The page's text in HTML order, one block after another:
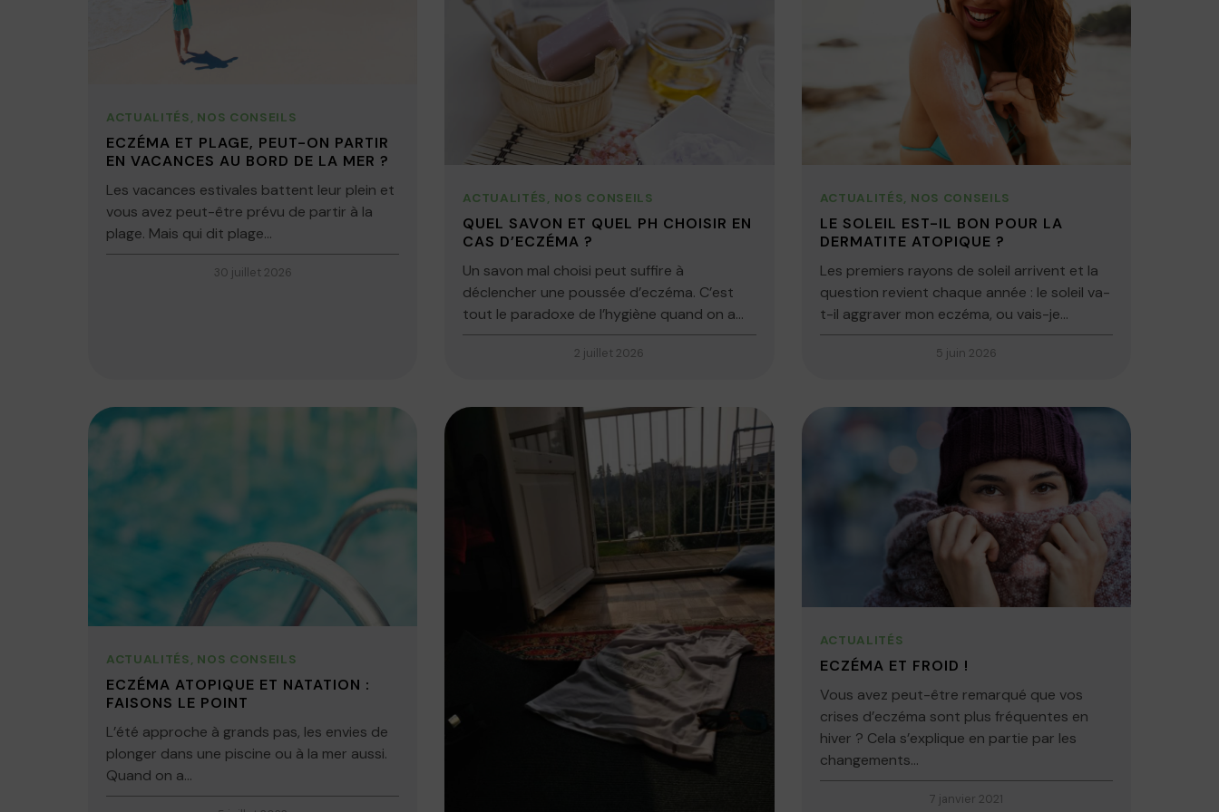
ACTUALITÉS, NOS CONSEILS
ECZÉMA ET PLAGE, PEUT-ON PARTIR
EN VACANCES AU BORD DE LA MER ?
Les vacances estivales battent leur plein et
vous avez peut-être prévu de partir à la
plage. Mais qui dit plage...
30 juillet 2026
ACTUALITÉS, NOS CONSEILS
QUEL SAVON ET QUEL PH CHOISIR EN
CAS D’ECZÉMA ?
Un savon mal choisi peut suffire à
déclencher une poussée d’eczéma. C’est
tout le paradoxe de l’hygiène quand on a...
2 juillet 2026
ACTUALITÉS, NOS CONSEILS
LE SOLEIL EST-IL BON POUR LA
DERMATITE ATOPIQUE ?
Les premiers rayons de soleil arrivent et la
question revient chaque année : le soleil va-
t-il aggraver mon eczéma, ou vais-je...
5 juin 2026
ACTUALITÉS, NOS CONSEILS
ECZÉMA ATOPIQUE ET NATATION :
FAISONS LE POINT
L’été approche à grands pas, les envies de
plonger dans une piscine ou à la mer aussi.
Quand on a...
ACTUALITÉS
ECZÉMA ET FROID !
Vous avez peut-être remarqué que vos
crises d’eczéma sont plus fréquentes en
hiver ? Cela s’explique en partie par les
changements...
7 janvier 2021